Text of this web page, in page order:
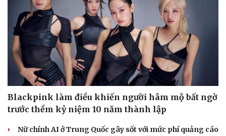
Blackpink làm điều khiến người hâm mộ bất ngờ
trước thềm kỷ niệm 10 năm thành lập
Nữ chính AI ở Trung Quốc gây sốt với mức phí quảng cáo